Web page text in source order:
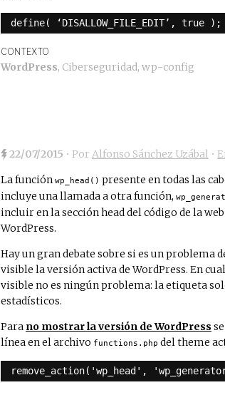
define( ‘DISALLOW_FILE_EDIT’, true );
CONTEXTO
WordPress, Ciberseguridad, wp-config
22/07/2015 • Por Alfonso Sánchez Uzábal •
La función wp_head() presente en todas las
incluye una llamada a otra función,
incluir en la sección head del código de la
WordPress.
Hay un gran debate sobre si es un problema
visible la versión activa de WordPress. En
visible no es ningún problema: la etiqueta
estadísticos.
Para no mostrar la versión de WordPress
línea en el archivo functions.php del theme
remove_action('wp_head',